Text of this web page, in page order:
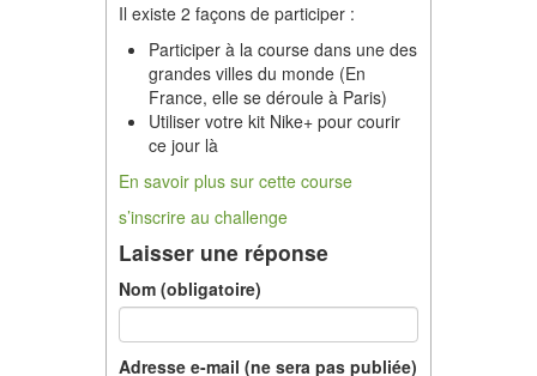
Il existe 2 façons de participer :
Participer à la course dans une des
grandes villes du monde (En
France, elle se déroule à Paris)
Utiliser votre kit Nike+ pour courir
ce jour là
En savoir plus sur cette course
s’inscrire au challenge
Laisser une réponse
Nom (obligatoire)
Adresse e-mail (ne sera pas publiée)